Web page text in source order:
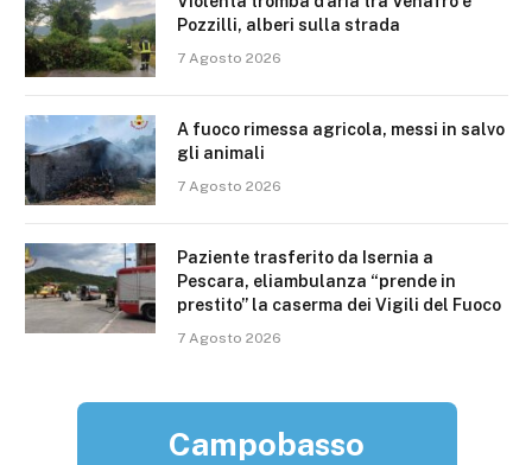
Pozzilli, alberi sulla strada
7 Agosto 2026
A fuoco rimessa agricola, messi in salvo
gli animali
7 Agosto 2026
Paziente trasferito da Isernia a
Pescara, eliambulanza “prende in
prestito” la caserma dei Vigili del Fuoco
7 Agosto 2026
Campobasso